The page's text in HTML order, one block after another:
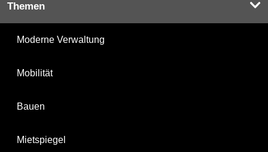
Themen
Moderne Verwaltung
Mobilität
Bauen
Mietspiegel